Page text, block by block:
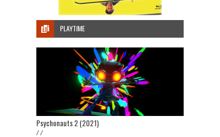
PLAYTIME
Psychonauts 2 (2021)
/ /